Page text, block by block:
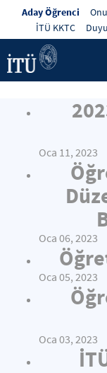
Aday Öğrenci
İTÜ KKTC
Oca 11, 2023
Oca 06, 2023
Oca 05, 2023
Oca 03, 2023